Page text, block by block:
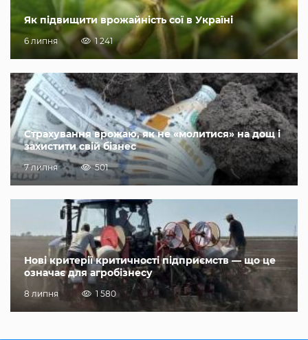
Як підвищити врожайність сої в Україні
6 липня 1 241
Страхування врожаю, як не «молитися» на дощ і
захистити свій бізнес
7 липня 501
Нові критерії критичності підприємств — що це
означає для агробізнесу
8 липня 1 580